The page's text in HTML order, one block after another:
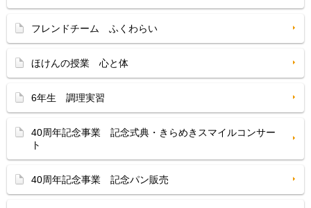
フレンドチーム ふくわらい
ほけんの授業 心と体
6年生 調理実習
40周年記念事業 記念式典・きらめきスマイルコンサー
ト
40周年記念事業 記念パン販売